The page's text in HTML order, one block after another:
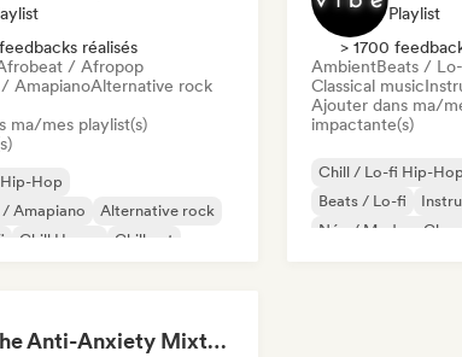
réalisés
/ Afropop
AmapianoAlternative rock
ma/mes playlist(s)
Hop
Amapiano
Alternative rock
Chill House
Chill out
Playlist
> 1700
AmbientBeats /
Classical music
Ajouter dans ma/
impactante(s)
Chill / Lo-fi Hip-Hop
Beats / Lo-fi
Néo / Modern
The Anti-Anxiety Mixtape